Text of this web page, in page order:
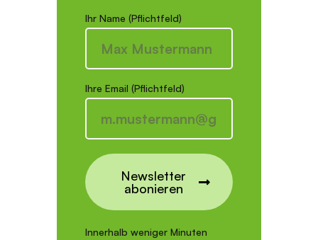
Ihr Name (Pflichtfeld)
Ihre Email (Pflichtfeld)
Newsletter
abonieren
Innerhalb weniger Minuten